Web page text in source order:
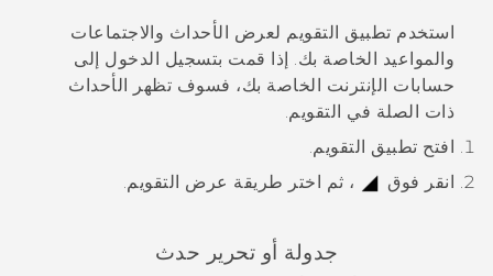
البرامج + التطبيقات
الدعم
أجهزة HTC والملحقات
استخدم تطبيق التقويم لعرض الأحداث والاجتماعات
والمواعيد الخاصة بك. إذا قمت بتسجيل الدخول إلى
حسابات الإنترنت الخاصة بك، فسوف تظهر الأحداث
ذات الصلة في التقويم.
افتح تطبيق التقويم.
انقر فوق
، ثم اختر طريقة عرض التقويم.
جدولة أو تحرير حدث